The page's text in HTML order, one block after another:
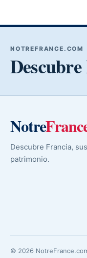
NOTREFRANCE.COM
Notre
Descubre Francia,
patrimonio.
© 2026